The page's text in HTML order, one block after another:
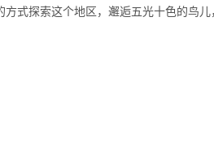
式探索这个地区，邂逅五光十色的鸟儿